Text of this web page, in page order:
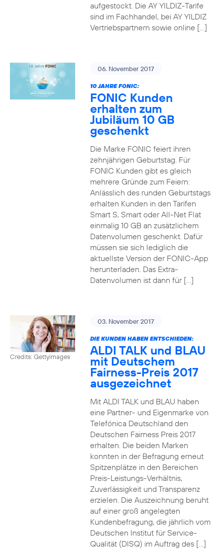
aufgestockt. Die AY YILDIZ-Tarife
sind im Fachhandel, bei AY YILDIZ
Vertriebspartnern sowie online […]
06. November 2017
10 JAHRE FONIC:
FONIC Kunden
erhalten zum
Jubiläum 10 GB
geschenkt
Die Marke FONIC feiert ihren
zehnjährigen Geburtstag. Für
FONIC Kunden gibt es gleich
mehrere Gründe zum Feiern:
Anlässlich des runden Geburtstags
erhalten Kunden in den Tarifen
Smart S, Smart oder All-Net Flat
einmalig 10 GB an zusätzlichem
Datenvolumen geschenkt. Dafür
müssen sie sich lediglich die
aktuellste Version der FONIC-App
herunterladen. Das Extra-
Datenvolumen ist dann für […]
Credits: Gettyimages
03. November 2017
DIE KUNDEN HABEN ENTSCHIEDEN:
ALDI TALK und BLAU
mit Deutschem
Fairness-Preis 2017
ausgezeichnet
Mit ALDI TALK und BLAU haben
eine Partner- und Eigenmarke von
Telefónica Deutschland den
Deutschen Fairness Preis 2017
erhalten. Die beiden Marken
konnten in der Befragung erneut
Spitzenplätze in den Bereichen
Preis-Leistungs-Verhältnis,
Zuverlässigkeit und Transparenz
erzielen. Die Auszeichnung beruht
auf einer groß angelegten
Kundenbefragung, die jährlich vom
Deutschen Institut für Service-
Qualität (DISQ) im Auftrag des […]